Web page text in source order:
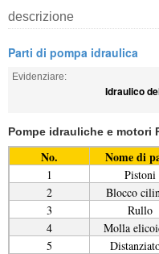
descrizione
Parti di pompa idraulica
Evidenziare:
Idraulico
Pompe idrauliche e motori
No. Nome di
1 Pistoni
2
Blocco
3
Rullo
4
Molla
5